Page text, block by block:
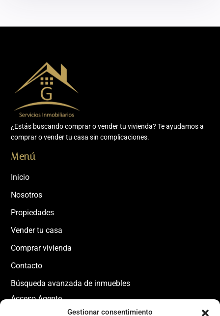
Gestionar consentimiento
¿Estás buscando comprar o vender tu vivienda? Te ayudamos a
comprar o vender tu casa sin complicaciones.
Menú
Inicio
Nosotros
Propiedades
Vender tu casa
Comprar vivienda
Contacto
Búsqueda avanzada de inmuebles
Acceso Agente
Ubicación y contacto